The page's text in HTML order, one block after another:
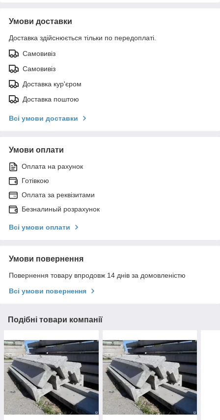
Умови доставки
Доставка здійснюється тільки по передоплаті.
Самовивіз
Самовивіз
Доставка кур'єром
Доставка поштою
Всі умови доставки
Умови оплати
Оплата на рахунок
Готівкою
Оплата за реквізитами
Безналиный розрахунок
Всі умови оплати
Умови повернення
Повернення товару впродовж 14 днів за домовленістю
Всі умови повернення
Подібні товари компанії